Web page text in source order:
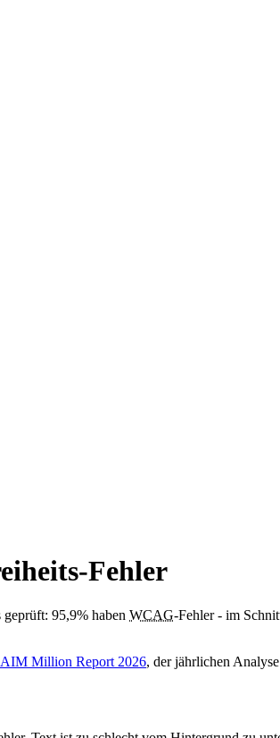
Fehler
95,9% haben WCAG-Fehler - im
Million Report 2026, der jährlichen